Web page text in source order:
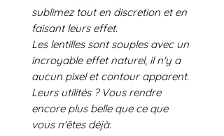
sublimez tout en discretion et en
faisant leurs effet.
Les lentilles sont souples avec un
incroyable effet naturel, il n'y a
aucun pixel et contour apparent.
Leurs utilités ? Vous rendre
encore plus belle que ce que
vous n'êtes déjà.